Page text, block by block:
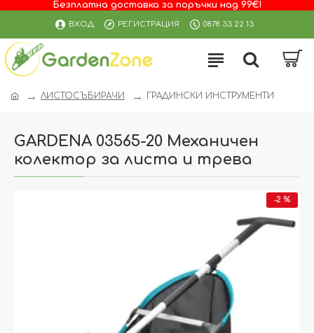
Безплатна доставка за поръчки над 99€!
ВХОД РЕГИСТРАЦИЯ 0878 33 22 13
ЛИСТОСЪБИРАЧИ ГРАДИНСКИ ИНСТРУМЕНТИ
GARDENA 03565-20 Механичен
колектор за листа и трева
-2 %